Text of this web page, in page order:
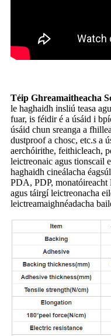
Téip Ghreamaitheacha
le haghaidh insliú teasa
fuar, is féidir é a úsáid i
úsáid chun sreanga a
dustproof a chosc, etc.s a
aerchóirithe, feithicleach,
leictreonaic agus tionscail
haghaidh cineálacha
PDA, PDP,
agus táirgí leictreonacha
leictreamaighnéadacha